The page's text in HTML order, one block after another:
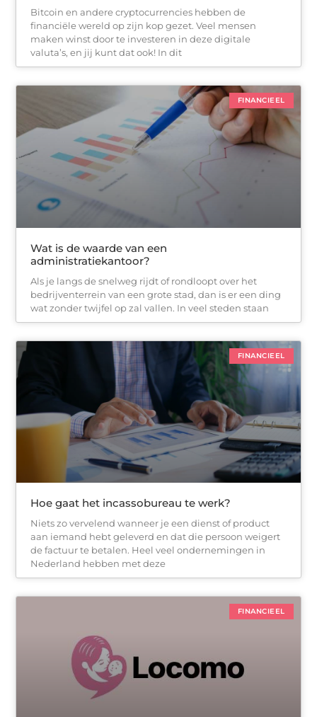
Bitcoin en andere cryptocurrencies hebben de
financiële wereld op zijn kop gezet. Veel mensen
maken winst door te investeren in deze digitale
valuta’s, en jij kunt dat ook! In dit
FINANCIEEL
Wat is de waarde van een
administratiekantoor?
Als je langs de snelweg rijdt of rondloopt over het
bedrijventerrein van een grote stad, dan is er een ding
wat zonder twijfel op zal vallen. In veel steden staan
FINANCIEEL
Hoe gaat het incassobureau te werk?
Niets zo vervelend wanneer je een dienst of product
aan iemand hebt geleverd en dat die persoon weigert
de factuur te betalen. Heel veel ondernemingen in
Nederland hebben met deze
FINANCIEEL